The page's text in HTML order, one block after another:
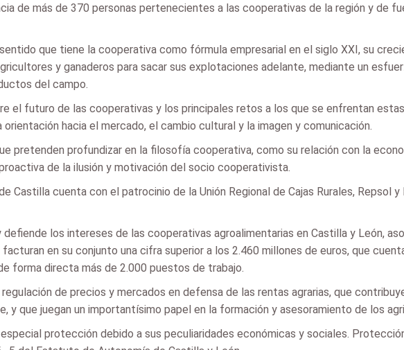
de más de 370 personas pertenecientes a las cooperativas de la región y de
que tiene la cooperativa como fórmula empresarial en el siglo XXI, su
y ganaderos para sacar sus explotaciones adelante, mediante un
del campo.
el futuro de las cooperativas y los principales retos a los que se enfrentan
hacia el mercado, el cambio cultural y la imagen y comunicación.
pretenden profundizar en la filosofía cooperativa, como su relación con la
de la ilusión y motivación del socio cooperativista.
Castilla cuenta con el patrocinio de la Unión Regional de Cajas Rurales, Repsol
defiende los intereses de las cooperativas agroalimentarias en Castilla y León,
en su conjunto una cifra superior a los 2.460 millones de euros, que
forma directa más de 2.000 puestos de trabajo.
de precios y mercados en defensa de las rentas agrarias, que
y que juegan un importantísimo papel en la formación y asesoramiento de los
protección debido a sus peculiaridades económicas y sociales.